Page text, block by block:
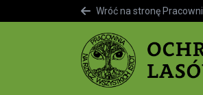
Wróć na stronę Pracowni